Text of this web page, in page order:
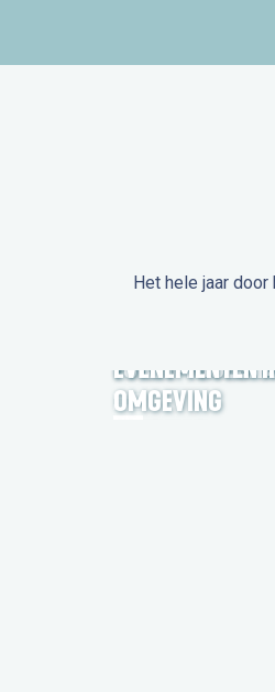
Het hele jaar
FORÊT-
EVENEMENTEN
OMGEVING